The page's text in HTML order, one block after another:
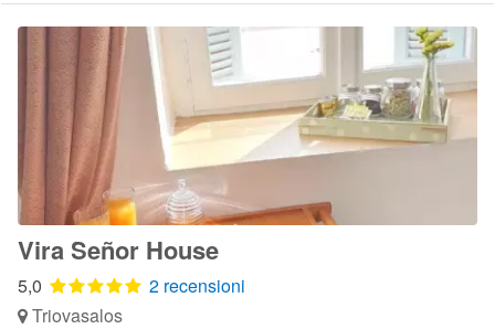
Vira Señor House
5,0
2 recensioni
Triovasalos